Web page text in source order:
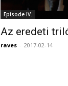
Episode IV.
Az eredeti
raves - 2017-02-14